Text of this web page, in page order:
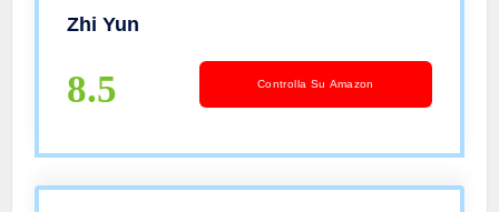
riempimento integrata, Smart
pannello, per Vlog Video Live Stream
INS
Zhi Yun
8.5 Controlla Su Amazon